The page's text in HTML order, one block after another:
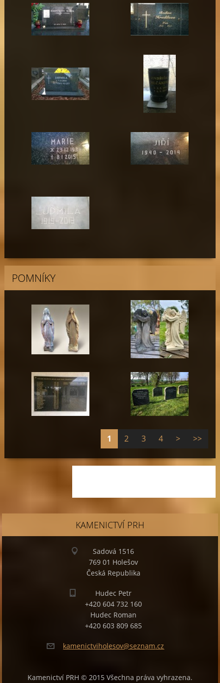
POMNÍKY
1 2 3 4 > >>
KAMENICTVÍ PRH
Sadová 1516
769 01 Holešov
Česká Republika
Hudec Petr
+420 604 732 160
Hudec Roman
+420 603 809 685
kamenictviholesov@seznam.cz
Kamenictví PRH © 2015 Všechna práva vyhrazena.